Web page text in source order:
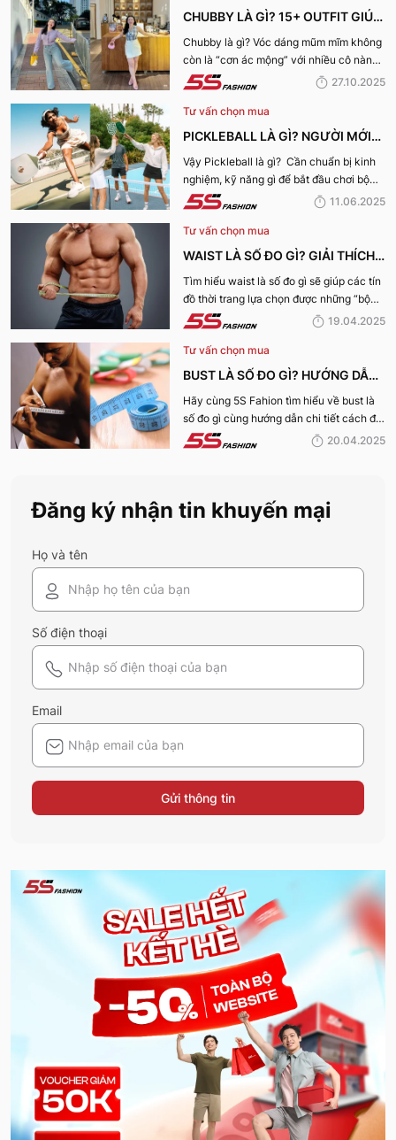
CHUBBY LÀ GÌ? 15+ OUTFIT GIÚP
CÔ NÀNG CHUBBY GIRL TỰ TIN
XUỐNG PHỐ
Chubby là gì? Vóc dáng mũm mĩm không
còn là “cơn ác mộng” với nhiều cô nàng
với 15+ outfit phối đồ cho chubby girl tự
27.10.2025
Tư vấn chọn mua
PICKLEBALL LÀ GÌ? NGƯỜI MỚI
CHƠI PICKLEBALL CẦN CHUẨN BỊ
NHỮNG GÌ?
Vậy Pickleball là gì? Cần chuẩn bị kinh
nghiệm, kỹ năng gì để bắt đầu chơi bộ
môn Pickleball này? Cùng 5S Fashion
11.06.2025
Tư vấn chọn mua
WAIST LÀ SỐ ĐO GÌ? GIẢI THÍCH
CHI TIẾT VỀ SỐ ĐO VÒNG EO
NAM, NỮ
Tìm hiểu waist là số đo gì sẽ giúp các tín
đồ thời trang lựa chọn được những “bộ
cánh” vừa vặn nhất với bản thân cũng
nhất!
19.04.2025
Tư vấn chọn mua
BUST LÀ SỐ ĐO GÌ? HƯỚNG DẪN
CHI TIẾT CÁCH ĐO VÒNG NGỰC
CHUẨN XÁC NHẤT
Hãy cùng 5S Fahion tìm hiểu về bust là
số đo gì cùng hướng dẫn chi tiết cách đo
vòng ngực chuẩn xác cho các tín đồ thời
20.04.2025
Đăng ký nhận tin khuyến mại
Họ và tên
Số điện thoại
Email
Gửi thông tin